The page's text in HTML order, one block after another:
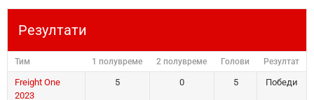
Резултати
Тим 1 полувреме 2 полувреме Голови Резултат
Freight One
2023
5 0 5 Победи